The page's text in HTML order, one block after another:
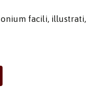
facili, illustrati,